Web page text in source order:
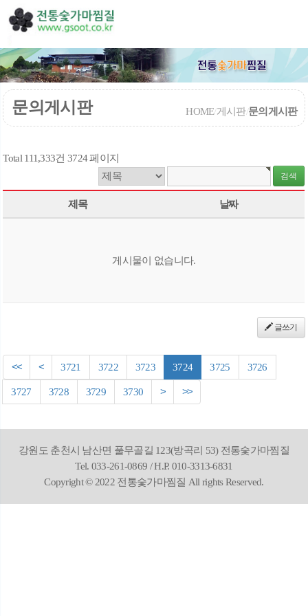
문의게시판 HOME/게시판/문의게시판
Total 111,333건 3724 페이지
제목 날짜
게시물이 없습니다.
글쓰기
<< < 3721 3722 3723 3724 3725 3726
3727 3728 3729 3730 > >>
강원도 춘천시 남산면 풀무골길 123(방곡리 53) 전통숯가마찜질
Tel. 033-261-0869 / H.P. 010-3313-6831
Copyright © 2022 전통숯가마찜질 All rights Reserved.